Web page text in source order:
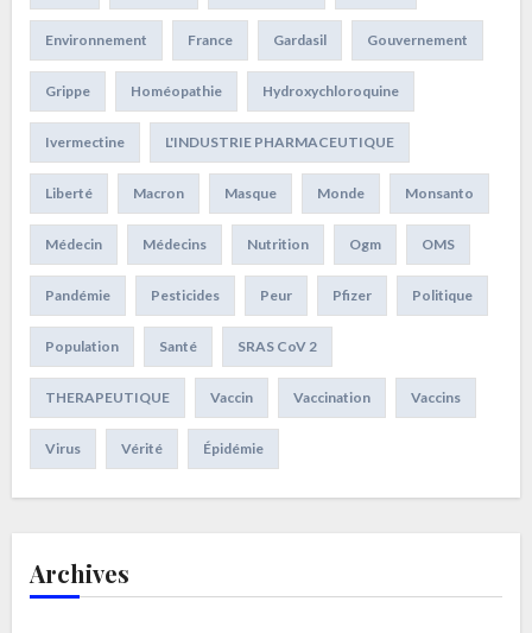
Environnement France Gardasil Gouvernement
Grippe Homéopathie Hydroxychloroquine
Ivermectine L'INDUSTRIE PHARMACEUTIQUE
Liberté Macron Masque Monde Monsanto
Médecin Médecins Nutrition Ogm OMS
Pandémie Pesticides Peur Pfizer Politique
Population Santé SRAS CoV 2
THERAPEUTIQUE Vaccin Vaccination Vaccins
Virus Vérité Épidémie
Archives